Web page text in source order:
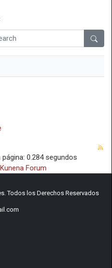
0.284 segundos
Kunena Forum
Todos los Derechos Reservados